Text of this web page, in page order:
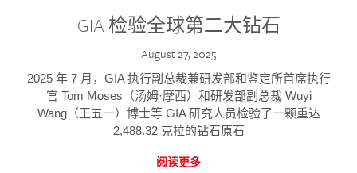
GIA 检验全球第二大钻石
August 27, 2025
2025 年 7 月，GIA 执行副总裁兼研发部和鉴定所首席执行
官 Tom Moses（汤姆·摩西）和研发部副总裁 Wuyi
Wang（王五一）博士等 GIA 研究人员检验了一颗重达
2,488.32 克拉的钻石原石
阅读更多